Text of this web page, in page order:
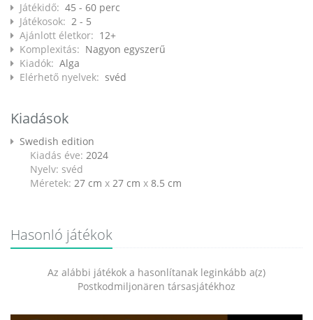
Játékidő: 45 - 60 perc
Játékosok: 2 - 5
Ajánlott életkor: 12+
Komplexitás: Nagyon egyszerű
Kiadók: Alga
Elérhető nyelvek: svéd
Kiadások
Swedish edition
Kiadás éve: 2024
Nyelv: svéd
Méretek: 27 cm x 27 cm x 8.5 cm
Hasonló játékok
Az alábbi játékok a hasonlítanak leginkább a(z)
Postkodmiljonären társasjátékhoz